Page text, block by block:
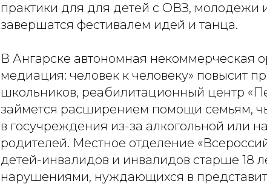
практики для для детей с ОВЗ, молодежи
завершатся фестивалем идей и танца.
В Ангарске автономная некоммерческая
медиация: человек к человеку» повысит
школьников, реабилитационный центр
займется расширением помощи семьям,
в госучреждения из-за алкогольной или
родителей. Местное отделение
детей-инвалидов и инвалидов старше 18
нарушениями, нуждающихся в